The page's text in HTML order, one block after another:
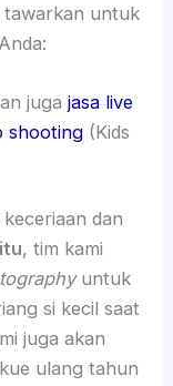
tawarkan untuk
juga jasa live
shooting (Kids
dan
, tim kami
untuk
si kecil saat
juga akan
ulang tahun